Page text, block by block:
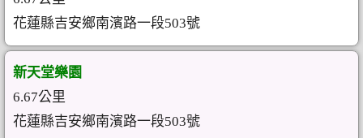
花蓮縣吉安鄉南濱路一段503號
新天堂樂園
6.67公里
花蓮縣吉安鄉南濱路一段503號